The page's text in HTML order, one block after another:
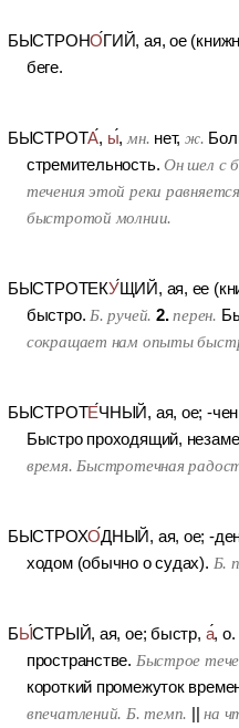
БЫСТРОНОГИЙ, ая, ое
беге.
БЫСТРОТА, ы, мн. нет,ж.
стремительность. Он шел с
течения этой реки
быстротой молнии.
БЫСТРОТЕКУЩИЙ, ая, ее
быстро. Б. ручей. 2. перен.
сокращает нам опыты
БЫСТРОТЕЧНЫЙ, ая, ое; -
Быстро проходящий,
время. Быстротечная
БЫСТРОХОДНЫЙ, ая, ое; -
ходом (обычно о судах). Б.
БЫСТРЫЙ, ая, ое; быстр, а, о.
пространстве. Быстрое
короткий промежуток
впечатлений. Б. темп. ||на